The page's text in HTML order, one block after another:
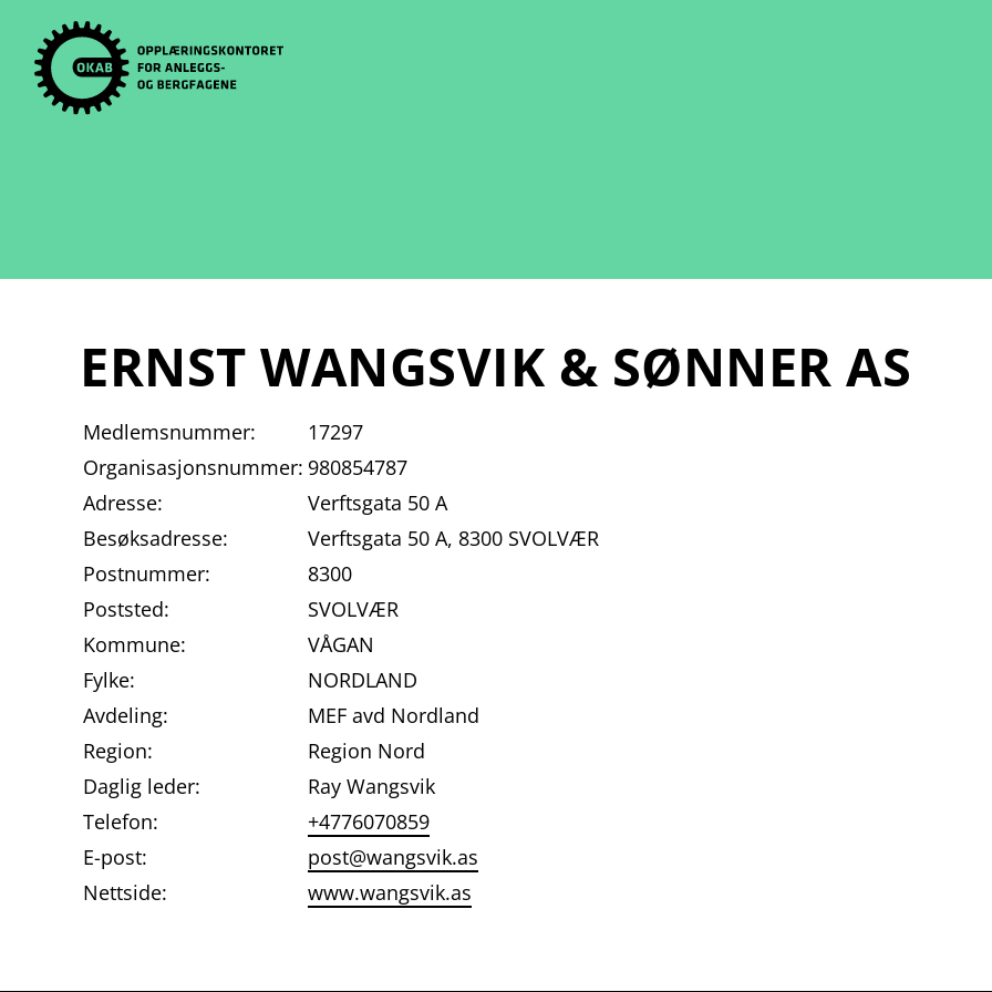
content
ERNST WANGSVIK & SØNNER AS
Medlemsnummer:
17297
Organisasjonsnummer: 980854787
Adresse:
Verftsgata 50 A
Besøksadresse:
Verftsgata 50 A, 8300 SVOLVÆR
Postnummer:
8300
Poststed:
SVOLVÆR
Kommune:
VÅGAN
Fylke:
NORDLAND
Avdeling:
MEF avd Nordland
Region:
Region Nord
Daglig leder:
Ray Wangsvik
Telefon:
+4776070859
E-post:
post@wangsvik.as
Nettside:
www.wangsvik.as